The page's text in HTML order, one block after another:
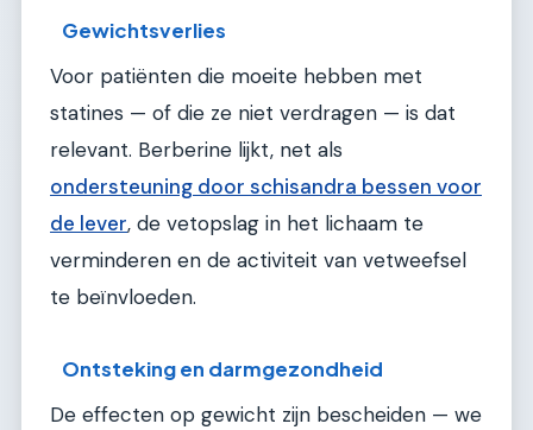
Gewichtsverlies
Voor patiënten die moeite hebben met
statines — of die ze niet verdragen — is dat
relevant. Berberine lijkt, net als
ondersteuning door schisandra bessen voor
de lever, de vetopslag in het lichaam te
verminderen en de activiteit van vetweefsel
te beïnvloeden.
Ontsteking en darmgezondheid
De effecten op gewicht zijn bescheiden — we